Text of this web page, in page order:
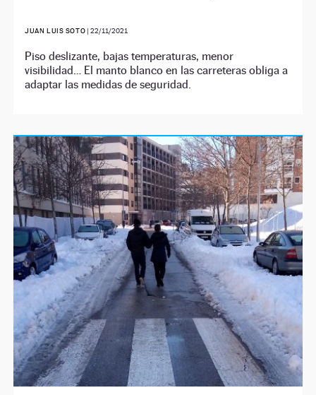
JUAN LUIS SOTO |22/11/2021
Piso deslizante, bajas temperaturas, menor
visibilidad… El manto blanco en las carreteras obliga a
adaptar las medidas de seguridad.